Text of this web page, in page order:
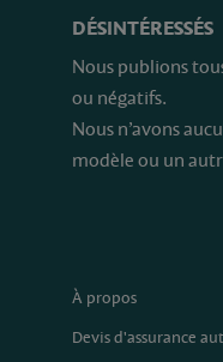
DÉSINTÉRESSÉS
Nous publions
ou négatifs.
Nous n’avons
modèle ou un
À propos
Devis d'assurance